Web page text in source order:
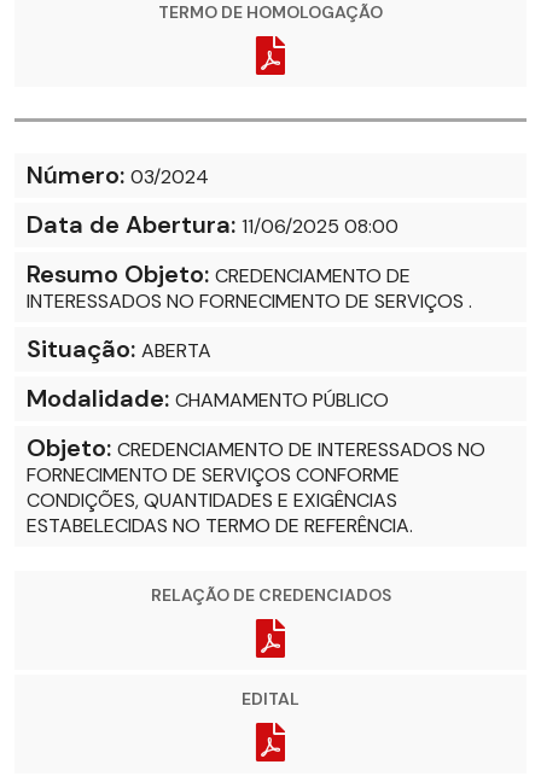
TERMO DE HOMOLOGAÇÃO
Número: 03/2024
Data de Abertura: 11/06/2025 08:00
Resumo Objeto: CREDENCIAMENTO DE
INTERESSADOS NO FORNECIMENTO DE SERVIÇOS .
Situação: ABERTA
Modalidade: CHAMAMENTO PÚBLICO
Objeto: CREDENCIAMENTO DE INTERESSADOS NO
FORNECIMENTO DE SERVIÇOS CONFORME
CONDIÇÕES, QUANTIDADES E EXIGÊNCIAS
ESTABELECIDAS NO TERMO DE REFERÊNCIA.
RELAÇÃO DE CREDENCIADOS
EDITAL